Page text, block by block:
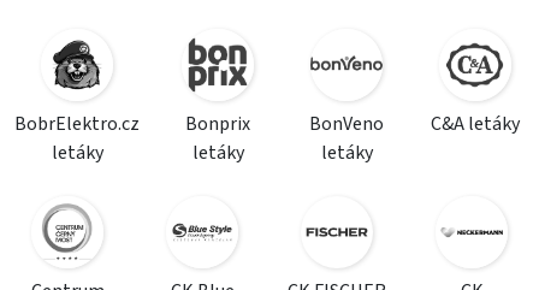
BobrElektro.cz
letáky
Bonprix
letáky
BonVeno
letáky
C&A letáky